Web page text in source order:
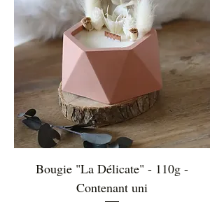
Bougie "La Délicate" - 110g -
Contenant uni